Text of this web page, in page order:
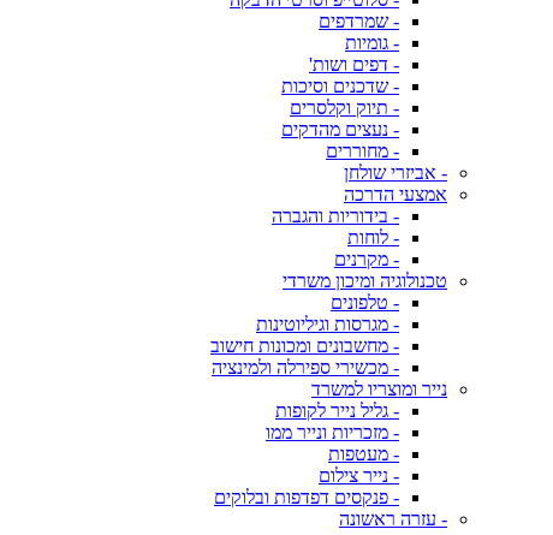
- שמרדפים
- גומיות
- דפים ושות'
- שדכנים וסיכות
- תיוק וקלסרים
- נעצים מהדקים
- מחוררים
- אביזרי שולחן
אמצעי הדרכה
- בידוריות והגברה
- לוחות
- מקרנים
טכנולוגיה ומיכון משרדי
- טלפונים
- מגרסות וגיליוטינות
- מחשבונים ומכונות חישוב
- מכשירי ספירלה ולמינציה
נייר ומוצריו למשרד
- גליל נייר לקופות
- מזכריות ונייר ממו
- מעטפות
- נייר צילום
- פנקסים דפדפות ובלוקים
- עזרה ראשונה